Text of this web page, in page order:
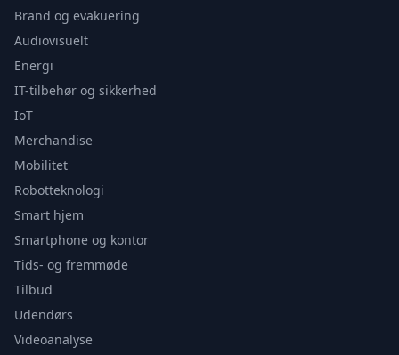
Brand og evakuering
Audiovisuelt
Energi
IT-tilbehør og sikkerhed
IoT
Merchandise
Mobilitet
Robotteknologi
Smart hjem
Smartphone og kontor
Tids- og fremmøde
Tilbud
Udendørs
Videoanalyse